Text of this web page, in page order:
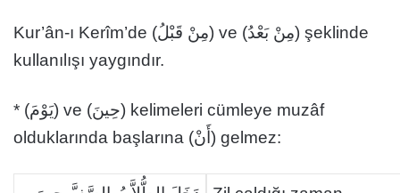
Kur’ân-ı Kerîm’de (مِنْ قَبْلُ) ve (مِنْ بَعْدُ) şeklinde
kullanılışı yaygındır.
* (يَوْمَ) ve (حِينَ) kelimeleri cümleye muzâf
olduklarında başlarına (أَنْ) gelmez: